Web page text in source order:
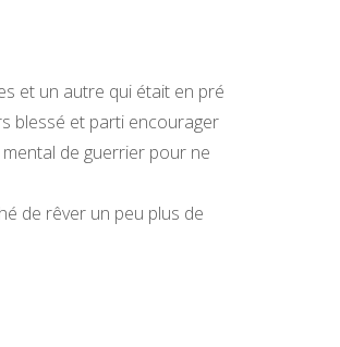
et un autre qui était en pré
blessé et parti encourager
de guerrier pour ne
de rêver un peu plus de